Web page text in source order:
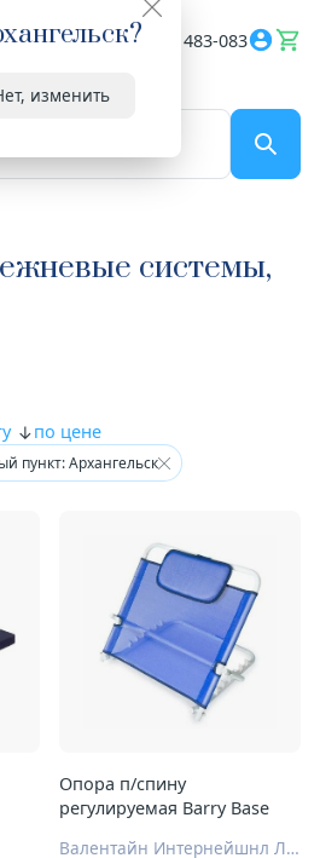
?
изменить
8182 483-083
системы,
по цене
пункт: Архангельск
Опора п/спину
регулируемая Barry Base
Валентайн Интернейшнл Лтд.